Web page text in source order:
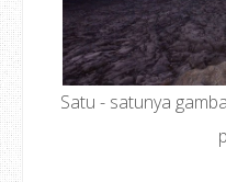
Satu - satunya